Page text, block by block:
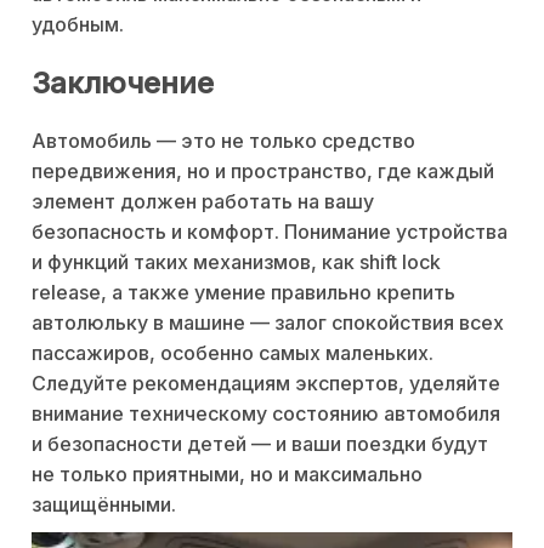
удобным.
Заключение
Автомобиль — это не только средство
передвижения, но и пространство, где каждый
элемент должен работать на вашу
безопасность и комфорт. Понимание устройства
и функций таких механизмов, как shift lock
release, а также умение правильно крепить
автолюльку в машине — залог спокойствия всех
пассажиров, особенно самых маленьких.
Следуйте рекомендациям экспертов, уделяйте
внимание техническому состоянию автомобиля
и безопасности детей — и ваши поездки будут
не только приятными, но и максимально
защищёнными.